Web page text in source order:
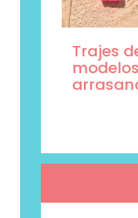
Trajes